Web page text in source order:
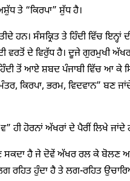
ਤੇ “ਕਿਰਪਾ” ਸ਼ੁੱਧ ਹੈ।
ਹਨ। ਸੰਸਕ੍ਰਿਤ ਤੇ ਹਿੰਦੀ ਵਿੱਚ
ਦੇ ਵਿਰੁੱਧ ਹੈ। ਦੂਜੇ ਗੁਰਮੁਖੀ
ਤੋਂ ਆਏ ਸ਼ਬਦ ਪੰਜਾਬੀ ਵਿੱਚ ਆ ਕੇ
ਕਿਰਪਾ, ਭਰਮ, ਵਿਦਵਾਨ” ਬਣ
ਹੀ ਹੋਰਨਾਂ ਅੱਖਰਾਂ ਦੇ ਪੈਰੀਂ ਲਿਖੇ ਜਾਂਦੇ
ਹੈ ਜੇ ਦੋਵੇਂ ਅੱਖਰ ਰਲ ਕੇ ਬੋਲਣ
ਰਹਿਤ ਹੁੰਦਾ ਹੈ ਤੇ ਲਗ-ਰਹਿਤ